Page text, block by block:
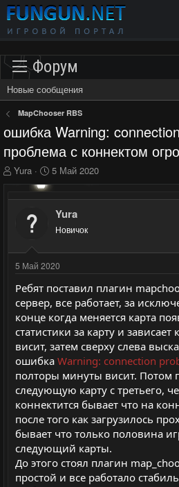
Форум
Новые сообщения
MapChooser RBS
ошибка Warning:
проблема с коннектом
А
в
м
ы
Yura
Д
а
а
а
л
5 Май 2020
Yura
Новичок
5 Май 2020
Ребят поставил плагин
сервер, все работает, за
конце когда меняется карта
статистики за карту и зависает
висит, затем сверху слева
ошибка Warning: connection
полторы минуты висит. Потом
следующую карту с третьего,
коннектится бывает что на
после того как загрузилось
бывает что только половина
следующий карты.
До этого стоял плагин
простой и все работало